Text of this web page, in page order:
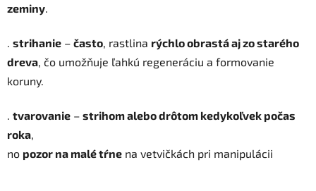
zeminy
strihanie – často , rastlina rýchlo obrastá aj zo starého
dreva , čo umožňuje ľahkú regeneráciu a formovanie
koruny.
tvarovanie – strihom alebo drôtom kedykoľvek počas
roka
no pozor na malé tŕne na vetvičkách pri manipulácii